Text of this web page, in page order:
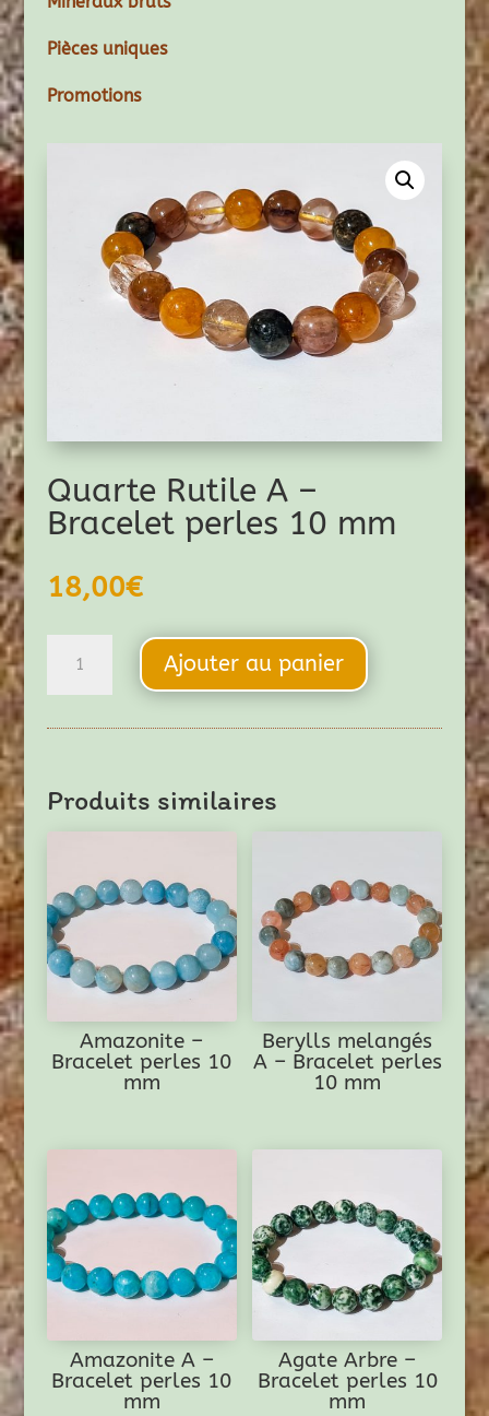
Pièces uniques
Promotions
Quarte Rutile A –
Bracelet perles 10 mm
18,00€
-
mm
Ajouter au panier
Produits similaires
Amazonite –
Bracelet perles 10
mm
Berylls melangés
A – Bracelet perles
10 mm
Amazonite A –
Bracelet perles 10
mm
Agate Arbre –
Bracelet perles 10
mm